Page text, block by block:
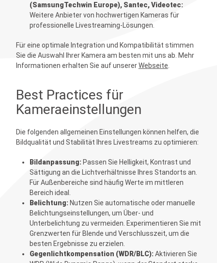
(SamsungTechwin Europe), Santec, Videotec:
Weitere Anbieter von hochwertigen Kameras für
professionelle Livestreaming-Lösungen.
Für eine optimale Integration und Kompatibilität stimmen
Sie die Auswahl Ihrer Kamera am besten mit uns ab. Mehr
Informationen erhalten Sie auf unsererWebseite
Best Practices für
Kameraeinstellungen
Die folgenden allgemeinen Einstellungen können helfen, die
Bildqualität und Stabilität Ihres Livestreams zu optimieren:
Bildanpassung:Passen Sie Helligkeit, Kontrast und
Sättigung an die Lichtverhältnisse Ihres Standorts an.
Für Außenbereiche sind häufig Werte im mittleren
Bereich ideal.
Belichtung:Nutzen Sie automatische oder manuelle
Belichtungseinstellungen, um Über- und
Unterbelichtung zu vermeiden. Experimentieren Sie mit
Grenzwerten für Blende und Verschlusszeit, um die
besten Ergebnisse zu erzielen.
Gegenlichtkompensation (WDR/BLC):Aktivieren Sie